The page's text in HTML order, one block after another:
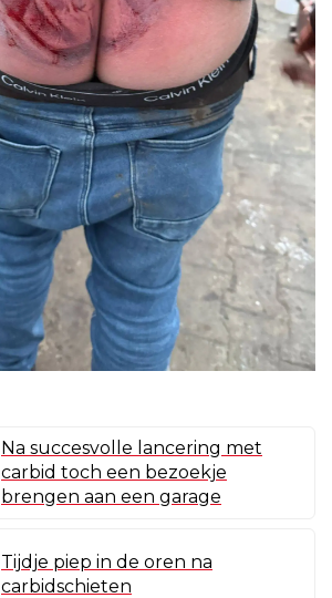
Na succesvolle lancering met
carbid toch een bezoekje
brengen aan een garage
Tijdje piep in de oren na
carbidschieten